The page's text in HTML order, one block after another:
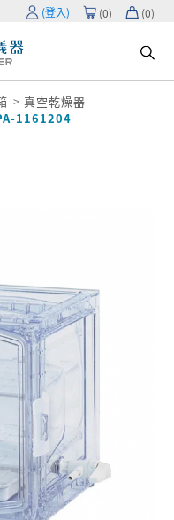
(登入) (0) (0)
真空乾燥器
1161204